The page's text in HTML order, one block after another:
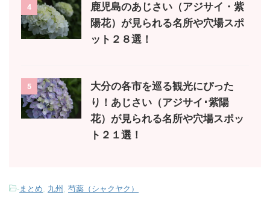
4
鹿児島のあじさい（アジサイ・紫
陽花）が見られる名所や穴場スポ
ット２８選！
5
大分の各市を巡る観光にぴった
り！あじさい（アジサイ･紫陽
花）が見られる名所や穴場スポッ
ト２１選！
- まとめ 九州 芍薬（シャクヤク）